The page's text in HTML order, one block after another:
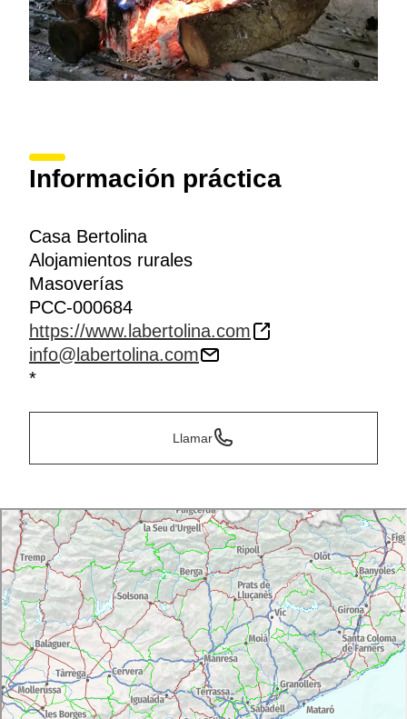
Información práctica
Casa Bertolina
Alojamientos rurales
Masoverías
PCC-000684
https://www.labertolina.com
info@labertolina.com
*
Llamar